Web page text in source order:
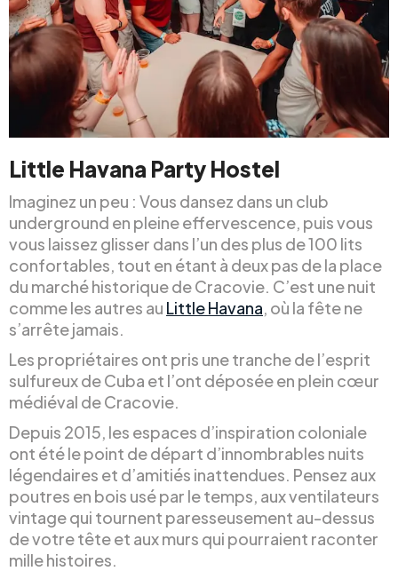
Little Havana Party Hostel
Imaginez un peu : Vous dansez dans un club
underground en pleine effervescence, puis vous
vous laissez glisser dans l’un des plus de 100 lits
confortables, tout en étant à deux pas de la place
du marché historique de Cracovie. C’est une nuit
comme les autres au Little Havana , où la fête ne
s’arrête jamais.
Les propriétaires ont pris une tranche de l’esprit
sulfureux de Cuba et l’ont déposée en plein cœur
médiéval de Cracovie.
Depuis 2015, les espaces d’inspiration coloniale
ont été le point de départ d’innombrables nuits
légendaires et d’amitiés inattendues. Pensez aux
poutres en bois usé par le temps, aux ventilateurs
vintage qui tournent paresseusement au-dessus
de votre tête et aux murs qui pourraient raconter
mille histoires.